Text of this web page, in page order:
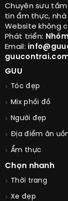
Chuyên sưu
tin ẩm thực, nhà
Website không
Phát triển:
Email:
GUU
Tóc đẹp
Mix phối đồ
Người đẹp
Địa điểm ăn
Ẩm thực
Chọn nhanh
Thời trang
Xe đẹp